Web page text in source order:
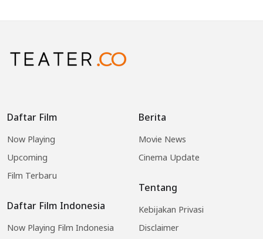
Daftar Film
Now Playing
Upcoming
Film Terbaru
Daftar Film Indonesia
Now Playing Film Indonesia
Berita
Movie News
Cinema Update
Tentang
Kebijakan Privasi
Disclaimer